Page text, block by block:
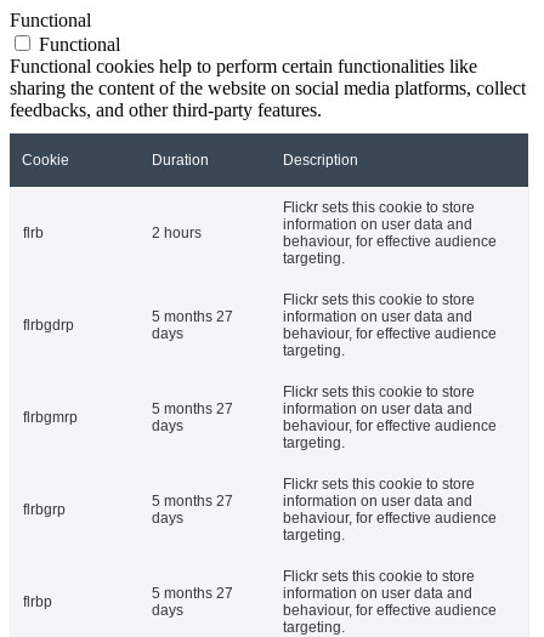
Functional
Functional
Functional cookies help to perform certain functionalities like
sharing the content of the website on social media platforms, collect
feedbacks, and other third-party features.
Cookie Duration Description
flrb 2 hours
Flickr sets this cookie to store
information on user data and
behaviour, for effective audience
targeting.
flrbgdrp
5 months 27
days
Flickr sets this cookie to store
information on user data and
behaviour, for effective audience
targeting.
flrbgmrp
5 months 27
days
Flickr sets this cookie to store
information on user data and
behaviour, for effective audience
targeting.
flrbgrp
5 months 27
days
Flickr sets this cookie to store
information on user data and
behaviour, for effective audience
targeting.
flrbp
5 months 27
days
Flickr sets this cookie to store
information on user data and
behaviour, for effective audience
targeting.